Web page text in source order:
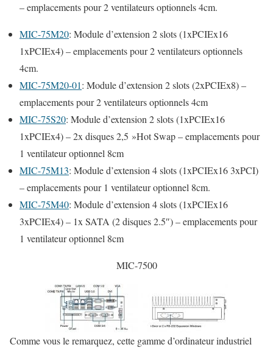
– emplacements pour 2 ventilateurs optionnels 4cm.
MIC-75M20: Module d’extension 2 slots (1xPCIEx16
1xPCIEx4) – emplacements pour 2 ventilateurs optionnels
4cm.
MIC-75M20-01: Module d’extension 2 slots (2xPCIEx8) –
emplacements pour 2 ventilateurs optionnels 4cm
MIC-75S20: Module d’extension 2 slots (1xPCIEx16
1xPCIEx4) – 2x disques 2,5 »Hot Swap – emplacements pour
1 ventilateur optionnel 8cm
MIC-75M13: Module d’extension 4 slots (1xPCIEx16 3xPCI)
– emplacements pour 1 ventilateur optionnel 8cm.
MIC-75M40: Module d’extension 4 slots (1xPCIEx16
3xPCIEx4) – 1x SATA (2 disques 2.5″) – emplacements pour
1 ventilateur optionnel 8cm
MIC-7500
Comme vous le remarquez, cette gamme d’ordinateur industriel